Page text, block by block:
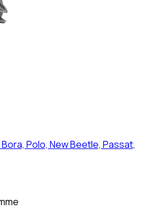
Polo, New Beetle, Passat,